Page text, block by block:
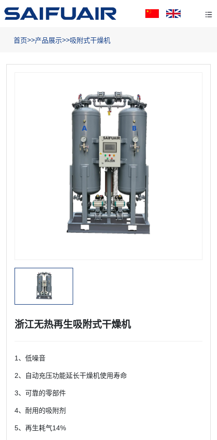
首页>>产品展示>>吸附式干燥机
浙江无热再生吸附式干燥机
1、低噪音
2、自动充压功能延长干燥机使用寿命
3、可靠的零部件
4、耐用的吸附剂
5、再生耗气14%